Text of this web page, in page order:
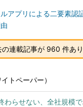
アプリによる二要素認
の連載記事が 960 件あ
トペーパー）
わらせない、全社規模